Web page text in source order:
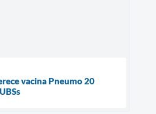
vacina Pneumo 20